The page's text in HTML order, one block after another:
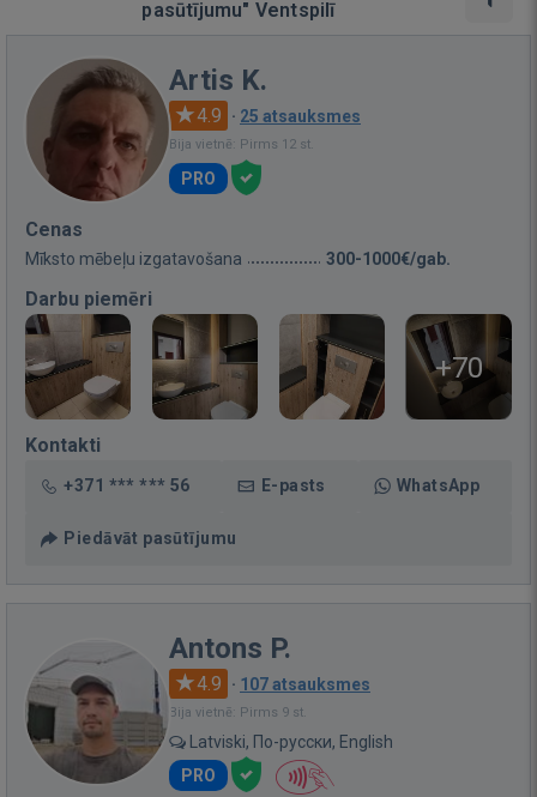
pasūtījumu" Ventspilī
Artis K.
4.9 · 25 atsauksmes
Bija vietnē: Pirms 12 st.
PRO
Cenas
Mīksto mēbeļu izgatavošana 300-1000€/gab.
Darbu piemēri
+70
Kontakti
+371 *** *** 56 E-pasts WhatsApp
Piedāvāt pasūtījumu
Antons P.
4.9 · 107 atsauksmes
Bija vietnē: Pirms 9 st.
Latviski, По-русски, English
PRO